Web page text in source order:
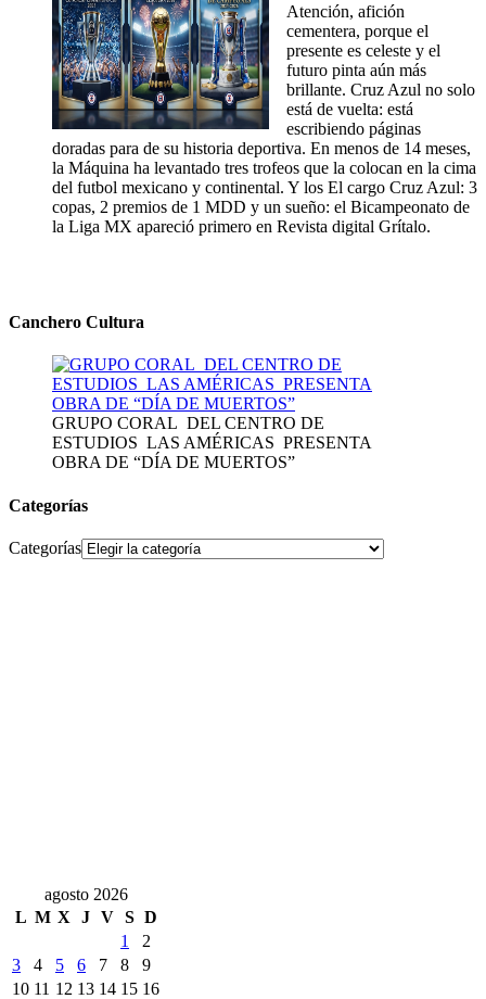
Atención, afición
cementera, porque el
presente es celeste y el
futuro pinta aún más
brillante. Cruz Azul no solo
está de vuelta: está
escribiendo páginas
doradas para de su historia deportiva. En menos de 14 meses,
la Máquina ha levantado tres trofeos que la colocan en la cima
del futbol mexicano y continental. Y los El cargo Cruz Azul: 3
copas, 2 premios de 1 MDD y un sueño: el Bicampeonato de
la Liga MX apareció primero en Revista digital Grítalo.
Canchero Cultura
GRUPO CORAL DEL CENTRO DE
ESTUDIOS LAS AMÉRICAS PRESENTA
OBRA DE “DÍA DE MUERTOS”
Categorías
Categorías
agosto 2026
L M X J V S D
1
2
3
4 5 6 7 8
9
10 11 12 13 14 15 16